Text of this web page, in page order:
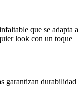
que se adapta a
look con un toque
garantizan durabilidad